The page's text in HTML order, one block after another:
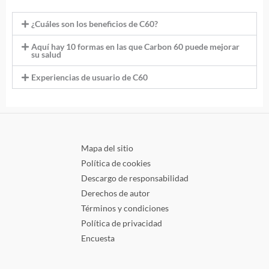
¿Cuáles son los beneficios de C60?
Aquí hay 10 formas en las que Carbon 60 puede mejorar
su salud
Experiencias de usuario de C60
Mapa del sitio
Política de cookies
Descargo de responsabilidad
Derechos de autor
Términos y condiciones
Política de privacidad
Encuesta